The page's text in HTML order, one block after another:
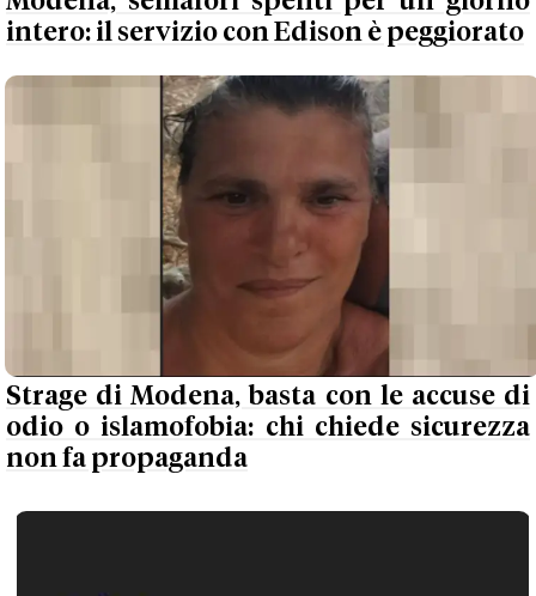
intero: il servizio con Edison è peggiorato
Strage di Modena, basta con le accuse di
odio o islamofobia: chi chiede sicurezza
non fa propaganda